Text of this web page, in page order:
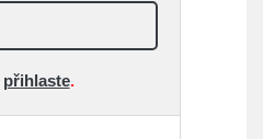
přihlaste.